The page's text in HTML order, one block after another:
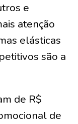
e
atenção
elásticas
são a
de R$
de